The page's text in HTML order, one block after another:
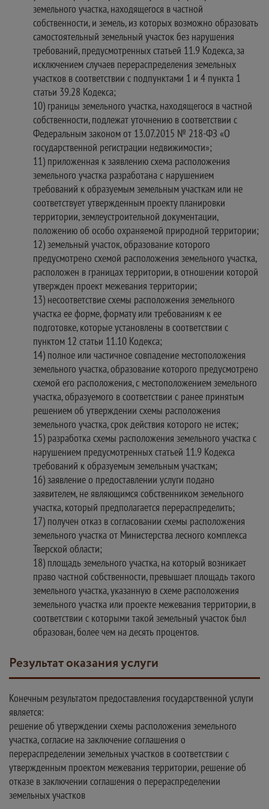
земельного участка, находящегося в частной
собственности, и земель, из которых возможно образовать
самостоятельный земельный участок без нарушения
требований, предусмотренных статьей 11.9 Кодекса, за
исключением случаев перераспределения земельных
участков в соответствии с подпунктами 1 и 4 пункта 1
статьи 39.28 Кодекса;
10) границы земельного участка, находящегося в частной
собственности, подлежат уточнению в соответствии с
Федеральным законом от 13.07.2015 № 218-ФЗ «О
государственной регистрации недвижимости»;
11) приложенная к заявлению схема расположения
земельного участка разработана с нарушением
требований к образуемым земельным участкам или не
соответствует утвержденным проекту планировки
территории, землеустроительной документации,
положению об особо охраняемой природной территории;
12) земельный участок, образование которого
предусмотрено схемой расположения земельного участка,
расположен в границах территории, в отношении которой
утвержден проект межевания территории;
13) несоответствие схемы расположения земельного
участка ее форме, формату или требованиям к ее
подготовке, которые установлены в соответствии с
пунктом 12 статьи 11.10 Кодекса;
14) полное или частичное совпадение местоположения
земельного участка, образование которого предусмотрено
схемой его расположения, с местоположением земельного
участка, образуемого в соответствии с ранее принятым
решением об утверждении схемы расположения
земельного участка, срок действия которого не истек;
15) разработка схемы расположения земельного участка с
нарушением предусмотренных статьей 11.9 Кодекса
требований к образуемым земельным участкам;
16) заявление о предоставлении услуги подано
заявителем, не являющимся собственником земельного
участка, который предполагается перераспределить;
17) получен отказ в согласовании схемы расположения
земельного участка от Министерства лесного комплекса
Тверской области;
18) площадь земельного участка, на который возникает
право частной собственности, превышает площадь такого
земельного участка, указанную в схеме расположения
земельного участка или проекте межевания территории, в
соответствии с которыми такой земельный участок был
образован, более чем на десять процентов.
Результат оказания услуги
Конечным результатом предоставления государственной услуги
является:
решение об утверждении схемы расположения земельного
участка, согласие на заключение соглашения о
перераспределении земельных участков в соответствии с
утвержденным проектом межевания территории, решение об
отказе в заключении соглашения о перераспределении
земельных участков